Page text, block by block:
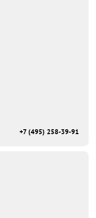
+7 (495) 258-39-91